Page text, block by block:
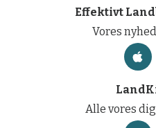
Effektivt
Vores
Alle vores